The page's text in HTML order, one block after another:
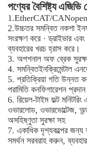
পণ্যের বৈশিষ্ট্যএজিভি
1.EtherCAT/CANopen
2.উচ্চতর সমন্বিত নকশা
সংরক্ষণ করে · ড্রাইভার
ব্যবহারের খরচ হ্রাস করে।
3. অপশনাল অফ ব্রেক
4. সমন্বিতইনক্রিমেন্টাল
5. প্রতিক্রিয়া গতি উন্নত
পরামিতি কনফিগারেশন প্রদান
6. রিয়েল-টাইম ফল্ট
ওভারলোড, ওভারভোল্টেজ,
অসহিষ্ণুতা সুরক্ষা সহ
7. একাধিক দৃশ্যকল্পের জন্য
সমর্থন সরবরাহ করুন,